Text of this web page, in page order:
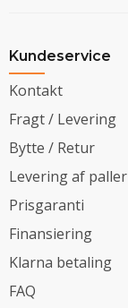
Kundeservice
Kontakt
Fragt / Levering
Bytte / Retur
Levering af paller
Prisgaranti
Finansiering
Klarna betaling
FAQ